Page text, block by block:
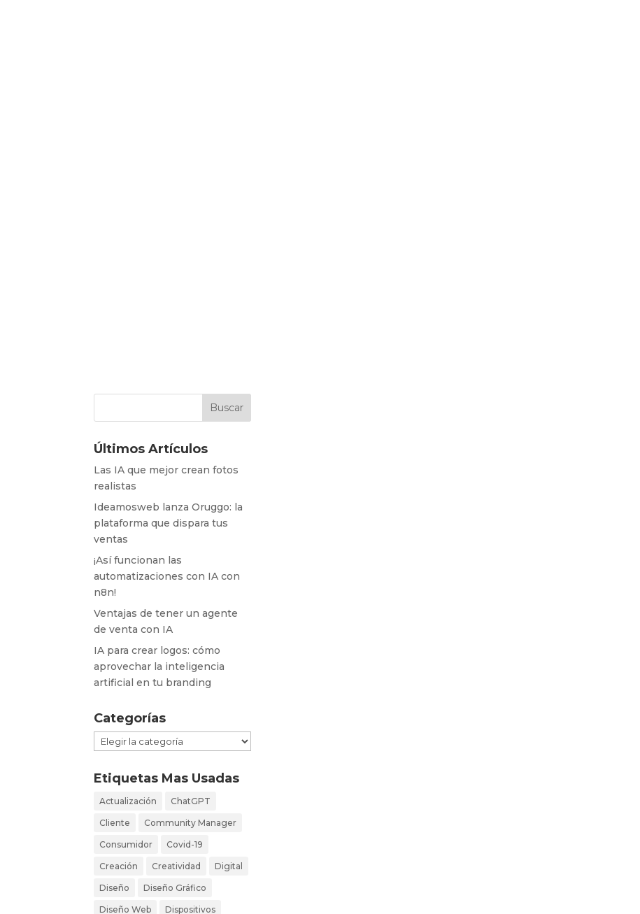
Últimos Artículos
Las IA que mejor crean fotos
realistas
Ideamosweb lanza Oruggo: la
plataforma que dispara tus
ventas
¡Así funcionan las
automatizaciones con IA con
n8n!
Ventajas de tener un agente
de venta con IA
IA para crear logos: cómo
aprovechar la inteligencia
artificial en tu branding
Categorías
Categorías
Etiquetas Mas Usadas
Actualización ChatGPT
Cliente Community Manager
Consumidor Covid-19
Creación Creatividad Digital
Diseño Diseño Gráfico
Diseño Web Dispositivos